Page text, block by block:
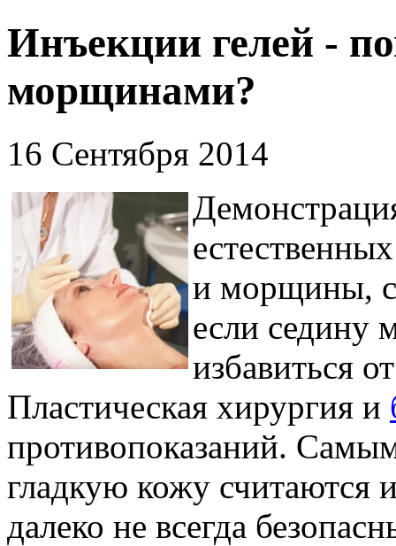
Инъекции гелей -
морщинами?
16 Сентября 2014
и морщины,
если седину
избавиться
Пластическая хирургия и
противопоказаний.
гладкую кожу считаются
далеко не всегда